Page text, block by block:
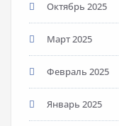
Октябрь 2025
Март 2025
Февраль 2025
Январь 2025